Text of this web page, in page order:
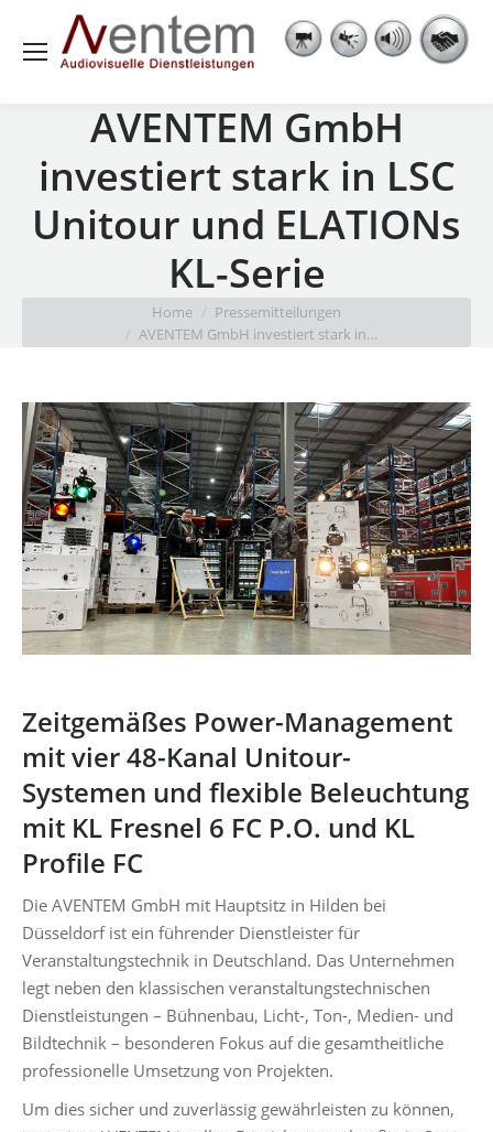
AVENTEM GmbH
investiert stark in LSC
Unitour und ELATIONs
KL-Serie
Home
Pressemitteilungen
AVENTEM GmbH investiert stark in…
Zeitgemäßes Power-Management
mit vier 48-Kanal Unitour-
Systemen und flexible Beleuchtung
mit KL Fresnel 6 FC P.O. und KL
Profile FC
Die AVENTEM GmbH mit Hauptsitz in Hilden bei
Düsseldorf ist ein führender Dienstleister für
Veranstaltungstechnik in Deutschland. Das Unternehmen
legt neben den klassischen veranstaltungstechnischen
Dienstleistungen – Bühnenbau, Licht-, Ton-, Medien- und
Bildtechnik – besonderen Fokus auf die gesamtheitliche
professionelle Umsetzung von Projekten.
Um dies sicher und zuverlässig gewährleisten zu können,